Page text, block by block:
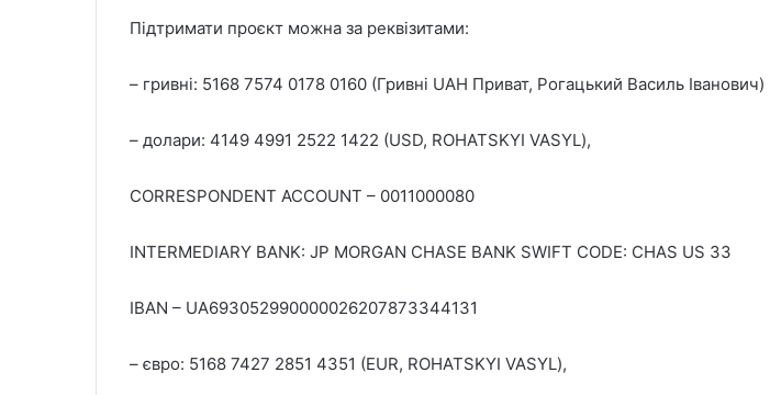
Підтримати проєкт можна за реквізитами:
– гривні: 5168 7574 0178 0160 (Гривні UAH Приват, Рогацький Василь Іванович)
– долари: 4149 4991 2522 1422 (USD, ROHATSKYI VASYL),
CORRESPONDENT ACCOUNT – 0011000080
INTERMEDIARY BANK: JP MORGAN CHASE BANK SWIFT CODE: CHAS US 33
IBAN – UA693052990000026207873344131
– євро: 5168 7427 2851 4351 (EUR, ROHATSKYI VASYL),